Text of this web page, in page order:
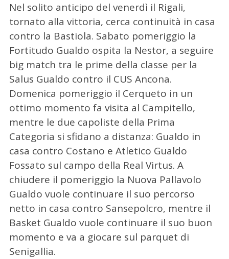
Nel solito anticipo del venerdì il Rigali,
tornato alla vittoria, cerca continuità in casa
contro la Bastiola. Sabato pomeriggio la
Fortitudo Gualdo ospita la Nestor, a seguire
big match tra le prime della classe per la
Salus Gualdo contro il CUS Ancona.
Domenica pomeriggio il Cerqueto in un
ottimo momento fa visita al Campitello,
mentre le due capoliste della Prima
Categoria si sfidano a distanza: Gualdo in
casa contro Costano e Atletico Gualdo
Fossato sul campo della Real Virtus. A
chiudere il pomeriggio la Nuova Pallavolo
Gualdo vuole continuare il suo percorso
netto in casa contro Sansepolcro, mentre il
Basket Gualdo vuole continuare il suo buon
momento e va a giocare sul parquet di
Senigallia.